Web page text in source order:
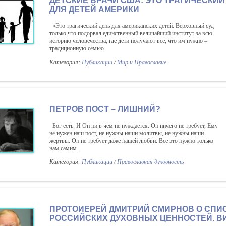
ДЛЯ ДЕТЕЙ АМЕРИКИ
«Это трагический день для американских детей. Верховный суд
только что подорвал единственный величайший институт за всю
историю человечества, где дети получают все, что им нужно –
традиционную семью.
Категория: Публикации/Мир и Православие
ПЕТРОВ ПОСТ – ЛИШНИЙ?
Бог есть. И Он ни в чем не нуждается. Он ничего не требует, Ему
не нужен наш пост, не нужны наши молитвы, не нужны наши
жертвы. Он не требует даже нашей любви. Все это нужно только
нам самим.
Категория: Публикации/Православная духовность
ПРОТОИЕРЕЙ ДМИТРИЙ СМИРНОВ О
РОССИЙСКИХ ДУХОВНЫХ ЦЕННОСТЕЙ.